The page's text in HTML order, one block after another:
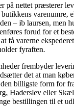
på nettet præsterer
varenumre,
– ib laursen, men
forud for et
få varerne
fyraften.
frembyder
det at man
billigste form for
Haderslev eller
bestillingen til et